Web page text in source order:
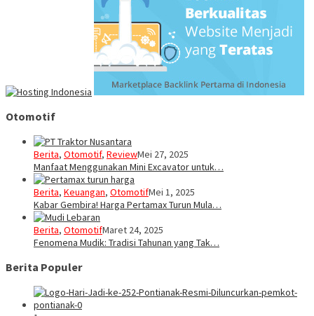
Otomotif
Berita, Otomotif, ReviewMei 27, 2025
Manfaat Menggunakan Mini Excavator untuk…
Berita, Keuangan, OtomotifMei 1, 2025
Kabar Gembira! Harga Pertamax Turun Mula…
Berita, OtomotifMaret 24, 2025
Fenomena Mudik: Tradisi Tahunan yang Tak…
Berita Populer